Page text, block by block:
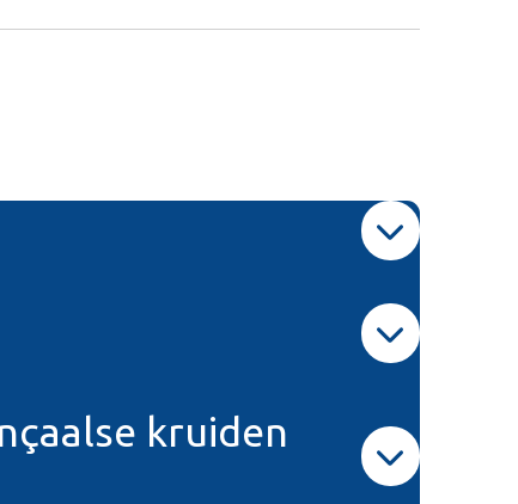
kruiden